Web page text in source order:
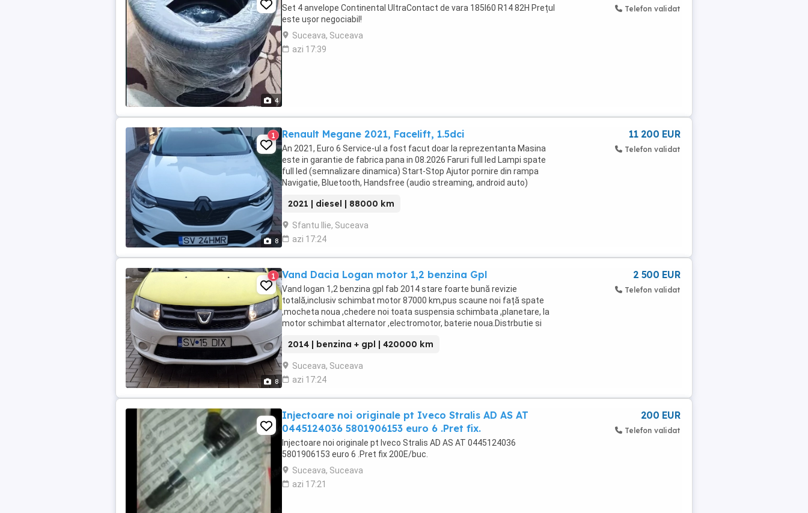
4
Set 4 anvelope Continental UltraContact de vara 185l60 R14 82H Prețul
este ușor negociabil!
Suceava, Suceava
azi 17:39
Telefon validat
8
1 Renault Megane 2021, Facelift, 1.5dci
An 2021, Euro 6 Service-ul a fost facut doar la reprezentanta Masina
este in garantie de fabrica pana in 08.2026 Faruri full led Lampi spate
full led (semnalizare dinamica) Start-Stop Ajutor pornire din rampa
Navigatie, Bluetooth, Handsfree (audio streaming, android auto)
2021 | diesel | 88000 km
Sfantu Ilie, Suceava
azi 17:24
11 200 EUR
Telefon validat
8
1 Vand Dacia Logan motor 1,2 benzina Gpl
Vand logan 1,2 benzina gpl fab 2014 stare foarte bună revizie
totală,inclusiv schimbat motor 87000 km,pus scaune noi față spate
,mocheta noua ,chedere noi toata suspensia schimbata ,planetare, la
motor schimbat alternator ,electromotor, baterie noua.Distrbutie si
2014 | benzina + gpl | 420000 km
Suceava, Suceava
azi 17:24
2 500 EUR
Telefon validat
Injectoare noi originale pt Iveco Stralis AD AS AT
0445124036 5801906153 euro 6 .Pret fix.
Injectoare noi originale pt Iveco Stralis AD AS AT 0445124036
5801906153 euro 6 .Pret fix 200E/buc.
Suceava, Suceava
azi 17:21
200 EUR
Telefon validat